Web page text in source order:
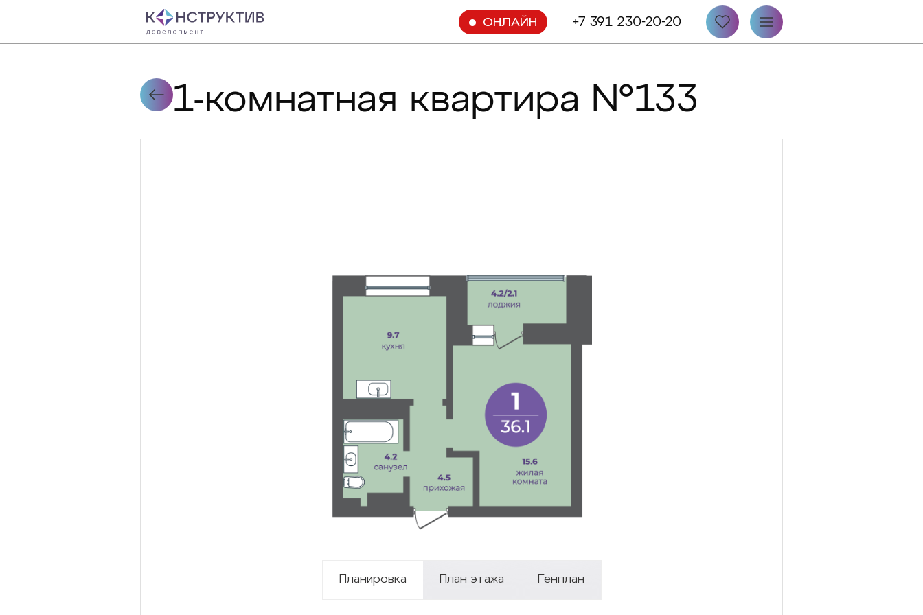
ОНЛАЙН +7 391 230-20-20
1-комнатная квартира №133
Планировка План этажа Генплан